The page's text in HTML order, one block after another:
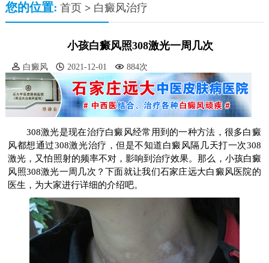
您的位置: 首页> 白癜风治疗
小孩白癜风照308激光一周几次
白癜风 2021-12-01 884次
308激光是现在治疗白癜风经常用到的一种方法，很多白癜
风都想通过308激光治疗，但是不知道白癜风隔几天打一次308
激光，又怕照射的频率不对，影响到治疗效果。那么，小孩白癜
风照308激光一周几次？下面就让我们石家庄远大白癜风医院的
医生，为大家进行详细的介绍吧。